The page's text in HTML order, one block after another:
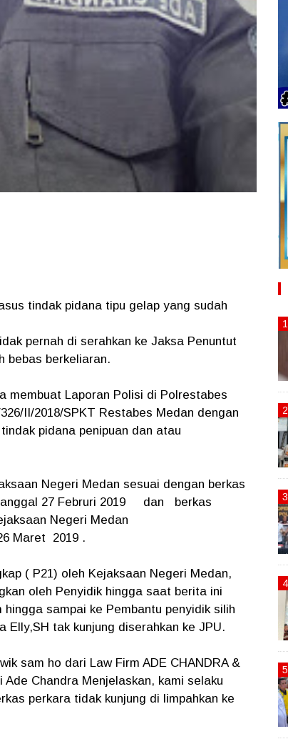
tindak pidana tipu gelap yang sudah
pernah di serahkan ke Jaksa Penuntut
bebas berkeliaran.
membuat Laporan Polisi di Polrestabes
II/2018/SPKT Restabes Medan dengan
pidana penipuan dan atau
Negeri Medan sesuai dengan berkas
tanggal 27 Februri 2019 dan berkas
Negeri Medan
Maret 2019 .
( P21) oleh Kejaksaan Negeri Medan,
oleh Penyidik hingga saat berita ini
sampai ke Pembantu penyidik silih
Elly,SH tak kunjung diserahkan ke JPU.
sam ho dari Law Firm ADE CHANDRA &
Chandra Menjelaskan, kami selaku
perkara tidak kunjung di limpahkan ke